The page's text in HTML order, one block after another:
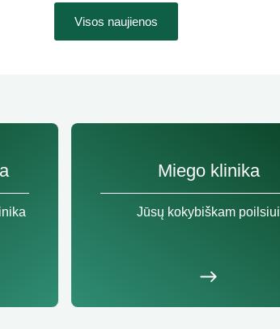
Visos naujienos
Miego klinika
Jūsų kokybiškam poilsiui